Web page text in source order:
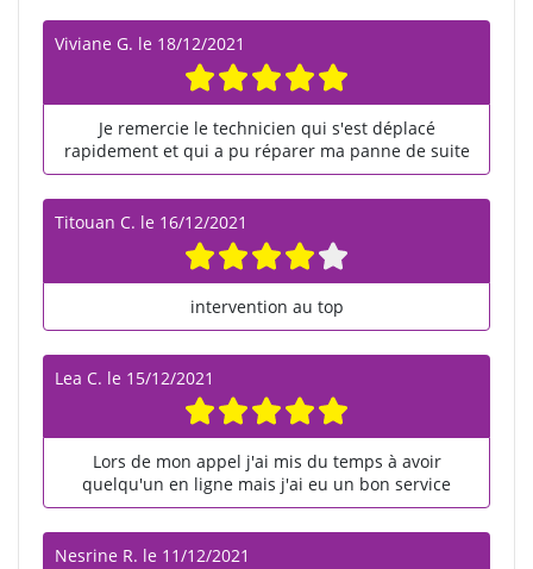
Viviane G. le 18/12/2021
Je remercie le technicien qui s'est déplacé
rapidement et qui a pu réparer ma panne de suite
Titouan C. le 16/12/2021
intervention au top
Lea C. le 15/12/2021
Lors de mon appel j'ai mis du temps à avoir
quelqu'un en ligne mais j'ai eu un bon service
Nesrine R. le 11/12/2021